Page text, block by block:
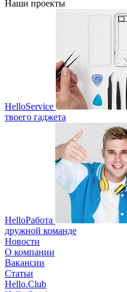
Наши проекты
HelloService
твоего гаджета
HelloРабота
дружной команде
Новости
О компании
Вакансии
Статьи
Hello.Club